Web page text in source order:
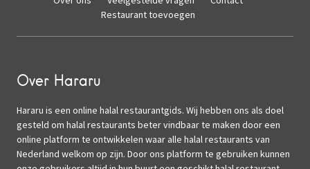
Restaurant toevoegen
Over Hararu
Hararu is een online halal restaurantgids. Wij hebben ons als doel
gesteld om halal restaurants beter vindbaar te maken door een
online platform te ontwikkelen waar alle halal restaurants van
Nederland welkom op zijn. Door ons platform te gebruiken kunnen